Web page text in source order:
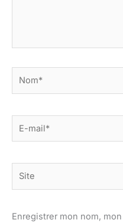
mail*
Enregistrer mon nom,